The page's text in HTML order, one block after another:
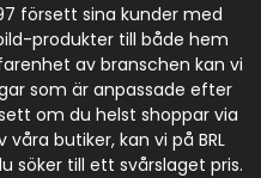
försett sina kunder med
produkter till både hem
av branschen kan vi
som är anpassade efter
om du helst shoppar via
butiker, kan vi på BRL
söker till ett svårslaget pris.